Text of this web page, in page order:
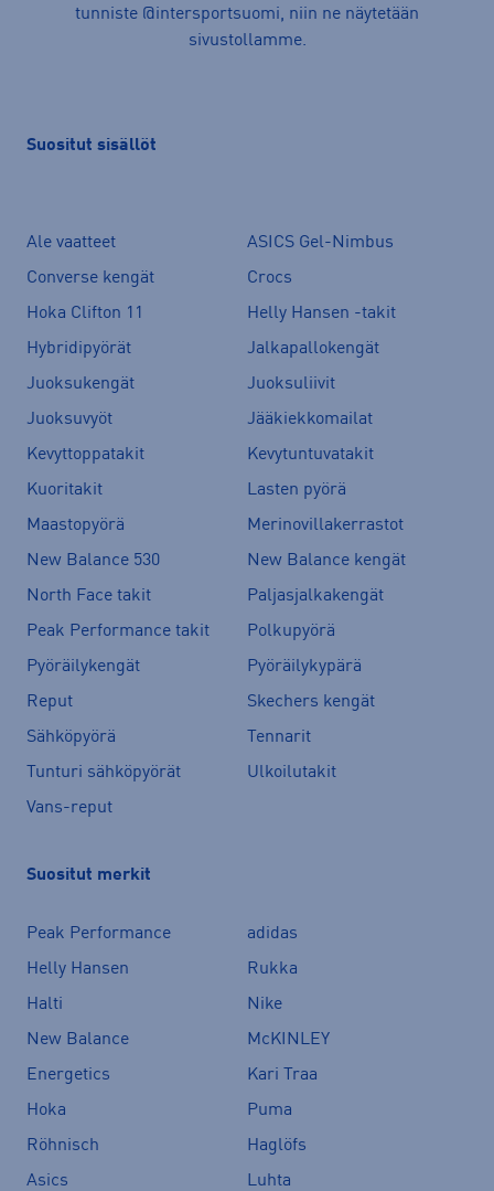
tunniste @intersportsuomi, niin ne näytetään
sivustollamme.
Suositut sisällöt
Ale vaatteet
ASICS Gel-Nimbus
Converse kengät
Crocs
Hoka Clifton 11
Helly Hansen -takit
Hybridipyörät
Jalkapallokengät
Juoksukengät
Juoksuliivit
Juoksuvyöt
Jääkiekkomailat
Kevyttoppatakit
Kevytuntuvatakit
Kuoritakit
Lasten pyörä
Maastopyörä
Merinovillakerrastot
New Balance 530
New Balance kengät
North Face takit
Paljasjalkakengät
Peak Performance takit
Polkupyörä
Pyöräilykengät
Pyöräilykypärä
Reput
Skechers kengät
Sähköpyörä
Tennarit
Tunturi sähköpyörät
Ulkoilutakit
Vans-reput
Suositut merkit
Peak Performance
adidas
Helly Hansen
Rukka
Halti
Nike
New Balance
McKINLEY
Energetics
Kari Traa
Hoka
Puma
Röhnisch
Haglöfs
Asics
Luhta